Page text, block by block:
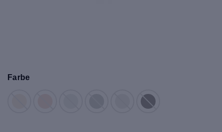
Farbe